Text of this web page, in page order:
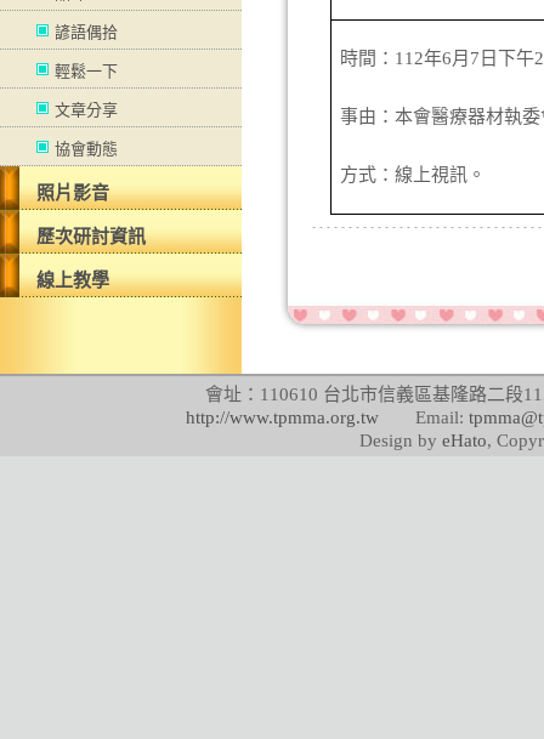
諺語偶拾
輕鬆一下
文章分享
協會動態
照片影音
歷次研討資訊
線上教學
時間： 112年6月 7 日下午2
事由：本會醫療器材執
方式：線上視訊。
會址：110610 台北市信義區基隆路二
http://www.tpmma.org.twEmail:
Design by eHato,